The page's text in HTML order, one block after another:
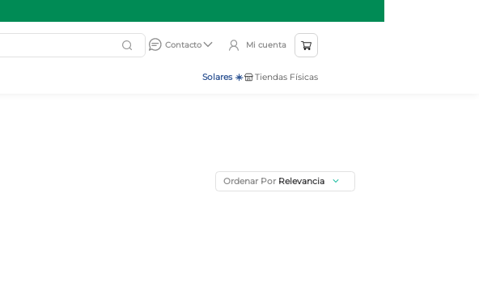
Contacto
Mi cuenta
Solares ☀️ Tiendas Físicas
Ordenar Por Relevancia